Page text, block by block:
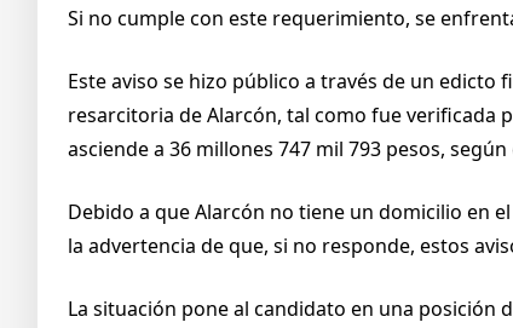
Si no cumple con este requerimiento, se
Este aviso se hizo público a través de un
resarcitoria de Alarcón, tal como fue verificada
asciende a 36 millones 747 mil 793 pesos, según
Debido a que Alarcón no tiene un domicilio en
la advertencia de que, si no responde, estos
La situación pone al candidato en una